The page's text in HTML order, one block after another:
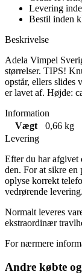
Levering
Bestil inden
Beskrivelse
Adela Vimpel
størrelser. TIPS!
opstår, ellers slides
er lavet af. Højde:
Information
Vægt
0,66 kg
Levering
Efter du har afgivet
den. For at sikre
oplyse korrekt
vedrørende levering.
Normalt leveres
ekstraordinær
For nærmere
Andre købte